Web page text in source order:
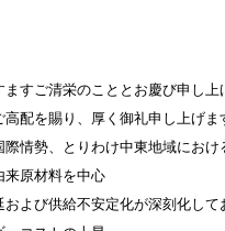
すご清栄のこととお慶び申し上
配を賜り、厚く御礼申し上げま
際情勢、とりわけ中東地域におけ
来原材料を中心
および供給不安定化が深刻化して